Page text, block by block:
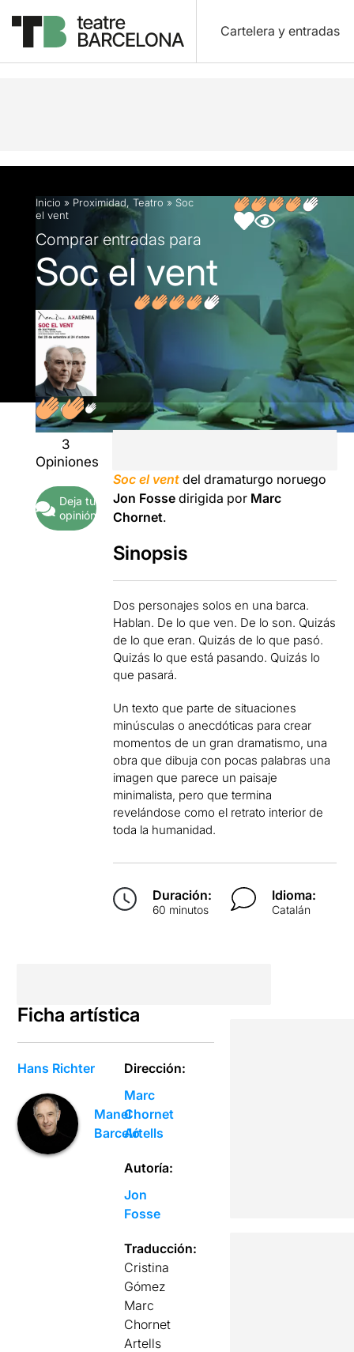
Cartelera y entradas
Descripción Ficha artística Fotos y vídeos
Inicio » Proximidad, Teatro » Soc
el vent
Comprar entradas para
Soc el vent
3
Opiniones
Deja tu
opinión
Soc el vent del dramaturgo noruego
Jon Fosse dirigida por Marc
Chornet.
Sinopsis
Dos personajes solos en una barca.
Hablan. De lo que ven. De lo son. Quizás
de lo que eran. Quizás de lo que pasó.
Quizás lo que está pasando. Quizás lo
que pasará.
Un texto que parte de situaciones
minúsculas o anecdóticas para crear
momentos de un gran dramatismo, una
obra que dibuja con pocas palabras una
imagen que parece un paisaje
minimalista, pero que termina
revelándose como el retrato interior de
toda la humanidad.
Duración:
60 minutos
Idioma:
Catalán
Ficha artística
Hans Richter
Manel
Barceló
Dirección:
Marc
Chornet
Artells
Autoría:
Jon
Fosse
Traducción:
Cristina
Gómez
Marc
Chornet
Artells